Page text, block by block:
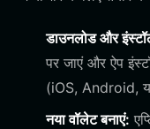
डाउनलोड और
पर जाएं और ऐप
(iOS, Android,
नया वॉलेट बनाएं: